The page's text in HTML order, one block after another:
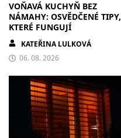
VOŇAVÁ KUCHYŇ BEZ
NÁMAHY: OSVĚDČENÉ TIPY,
KTERÉ FUNGUJÍ
KATEŘINA LULKOVÁ
06. 08. 2026